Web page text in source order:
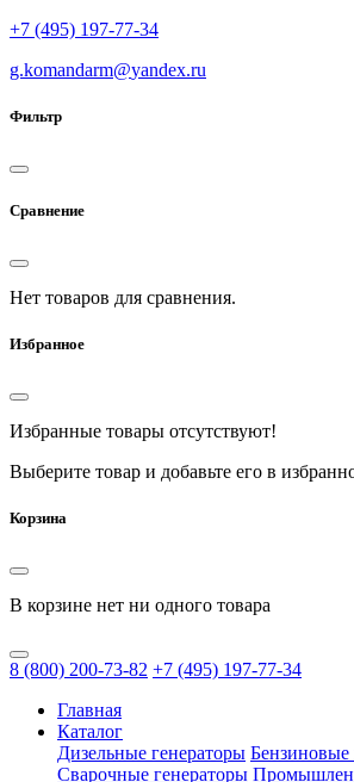
+7 (495) 197-77-34
g.komandarm@yandex.ru
Фильтр
Сравнение
Нет товаров для сравнения.
Избранное
Избранные товары отсутствуют!
Выберите товар и добавьте его в
Корзина
В корзине нет ни одного товара
8 (800) 200-73-82 +7 (495) 197-77-34
Главная
Каталог
Дизельные генераторы Бензиновые
Сварочные генераторы